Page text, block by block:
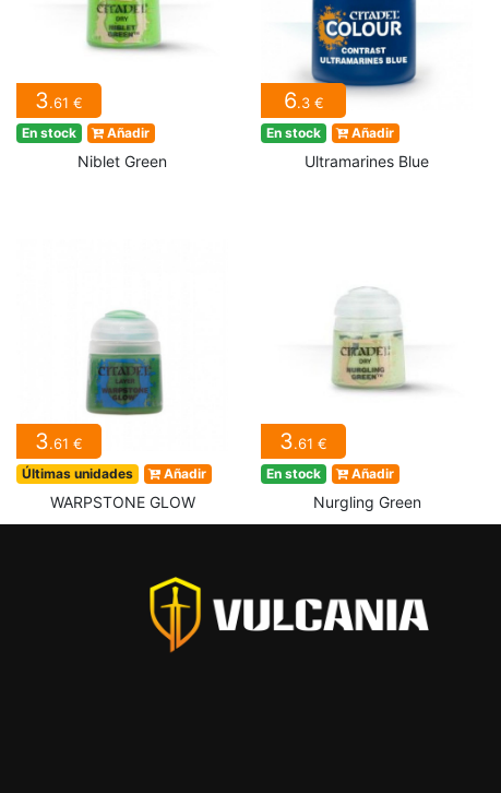
3.61 €
En stock Añadir
Niblet Green
6.3 €
En stock Añadir
Ultramarines Blue
3.61 €
Últimas unidades Añadir
WARPSTONE GLOW
3.61 €
En stock Añadir
Nurgling Green